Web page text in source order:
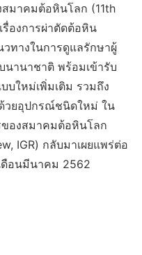
มาคมต้อหินโลก (11th
รื่องการผ่าตัดต้อหิน
วทางในการดูแลรักษาผู้
นานาชาติ พร้อมเข้ารับ
บใหม่เพิ่มเติม รวมถึง
วยอุปกรณ์ชนิดใหม่ ใน
ของสมาคมต้อหินโลก
IGR) กลับมาเผยแพร่ต่อ
ดือนมีนาคม 2562